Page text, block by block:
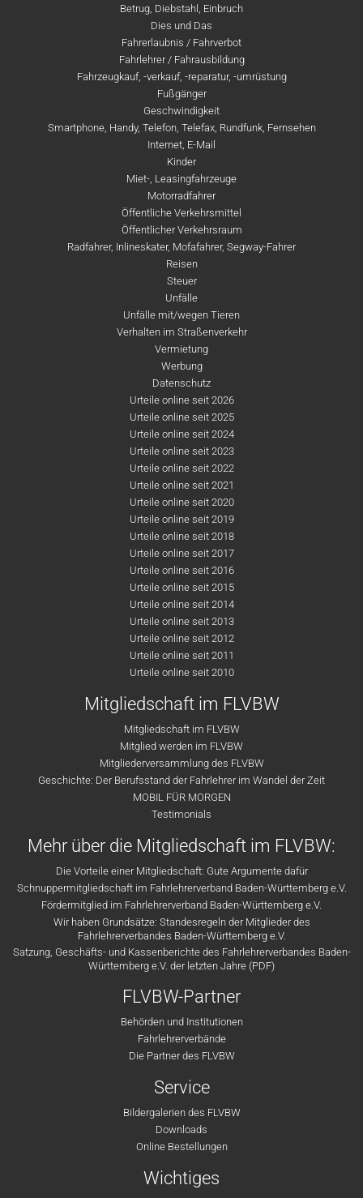
Betrug, Diebstahl, Einbruch
Dies und Das
Fahrerlaubnis / Fahrverbot
Fahrlehrer / Fahrausbildung
Fahrzeugkauf, -verkauf, -reparatur, -umrüstung
Fußgänger
Geschwindigkeit
Smartphone, Handy, Telefon, Telefax, Rundfunk, Fernsehen
Internet, E-Mail
Kinder
Miet-, Leasingfahrzeuge
Motorradfahrer
Öffentliche Verkehrsmittel
Öffentlicher Verkehrsraum
Radfahrer, Inlineskater, Mofafahrer, Segway-Fahrer
Reisen
Steuer
Unfälle
Unfälle mit/wegen Tieren
Verhalten im Straßenverkehr
Vermietung
Werbung
Datenschutz
Urteile online seit 2026
Urteile online seit 2025
Urteile online seit 2024
Urteile online seit 2023
Urteile online seit 2022
Urteile online seit 2021
Urteile online seit 2020
Urteile online seit 2019
Urteile online seit 2018
Urteile online seit 2017
Urteile online seit 2016
Urteile online seit 2015
Urteile online seit 2014
Urteile online seit 2013
Urteile online seit 2012
Urteile online seit 2011
Urteile online seit 2010
Mitgliedschaft im FLVBW
Mitgliedschaft im FLVBW
Mitglied werden im FLVBW
Mitgliederversammlung des FLVBW
Geschichte: Der Berufsstand der Fahrlehrer im Wandel der Zeit
MOBIL FÜR MORGEN
Testimonials
Mehr über die Mitgliedschaft im FLVBW:
Die Vorteile einer Mitgliedschaft: Gute Argumente dafür
Schnuppermitgliedschaft im Fahrlehrerverband Baden-Württemberg e.V.
Fördermitglied im Fahrlehrerverband Baden-Württemberg e.V.
Wir haben Grundsätze: Standesregeln der Mitglieder des
Fahrlehrerverbandes Baden-Württemberg e.V.
Satzung, Geschäfts- und Kassenberichte des Fahrlehrerverbandes Baden-
Württemberg e.V. der letzten Jahre (PDF)
FLVBW-Partner
Behörden und Institutionen
Fahrlehrerverbände
Die Partner des FLVBW
Service
Bildergalerien des FLVBW
Downloads
Online Bestellungen
Wichtiges